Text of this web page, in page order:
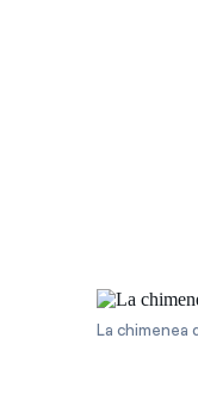
La chimenea